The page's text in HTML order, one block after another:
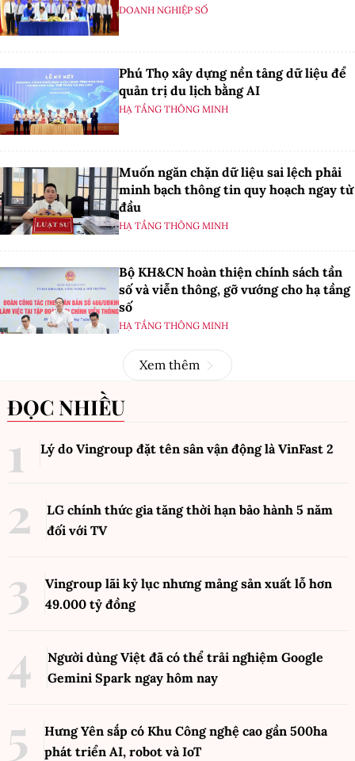
DOANH NGHIỆP SỐ
Phú Thọ xây dựng nền tảng dữ liệu để
quản trị du lịch bằng AI
HẠ TẦNG THÔNG MINH
Muốn ngăn chặn dữ liệu sai lệch phải
minh bạch thông tin quy hoạch ngay từ
đầu
HẠ TẦNG THÔNG MINH
Bộ KH&CN hoàn thiện chính sách tần
số và viễn thông, gỡ vướng cho hạ tầng
số
HẠ TẦNG THÔNG MINH
Xem thêm
ĐỌC NHIỀU
Lý do Vingroup đặt tên sân vận động là VinFast 2
LG chính thức gia tăng thời hạn bảo hành 5 năm
đối với TV
Vingroup lãi kỷ lục nhưng mảng sản xuất lỗ hơn
49.000 tỷ đồng
Người dùng Việt đã có thể trải nghiệm Google
Gemini Spark ngay hôm nay
Hưng Yên sắp có Khu Công nghệ cao gần 500ha
phát triển AI, robot và IoT